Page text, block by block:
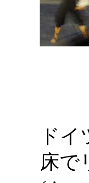
ド
床で